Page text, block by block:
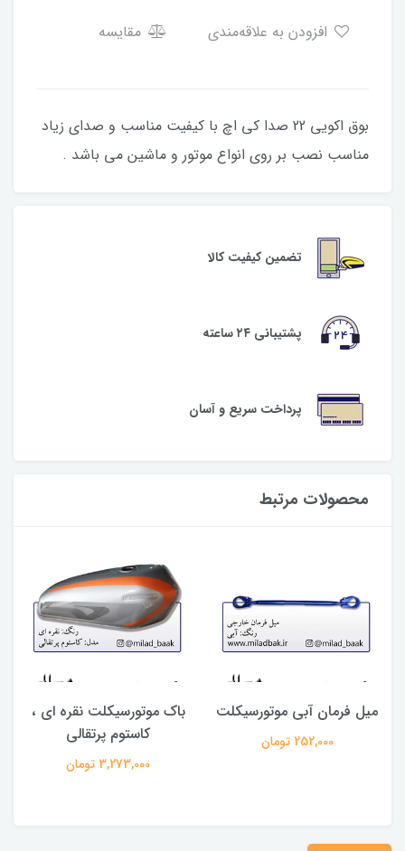
مقایسه
بوق اکویی 22 صدا کی اچ با کیفیت مناسب و صدای زیاد
مناسب نصب بر روی انواع موتور و ماشین می باشد .
تضمین کیفیت کالا
پشتیبانی ۲۴ ساعته
پرداخت سریع و آسان
محصولات مرتبط
میل فرمان آبی موتورسیکلت
252,000 تومان
باک موتورسیکلت نقره ای ،
کاستوم پرتقالی
3,273,000 تومان